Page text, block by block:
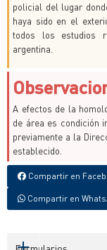
policial del lugar
haya sido en el
todos los estudios
argentina.
A efectos de la
de área es condición
previamente a la
establecido.
Compartir en
Compartir en